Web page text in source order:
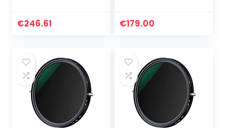
€246.61
Mount Camera’s
€179.00